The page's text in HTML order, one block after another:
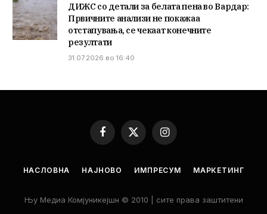
ДИЖС со детали за белата пена во Вардар:
Првичните анализи не покажаа
отстапувања, се чекаат конечните
резултати
31.07.2026 во 16:40
Facebook
X
(Twitter)
Instagram
НАСЛОВНА НАЈНОВО ИМПРЕСУМ МАРКЕТИНГ
Њу Медиа Комјуникејшн © 2010 | сите права заштитени